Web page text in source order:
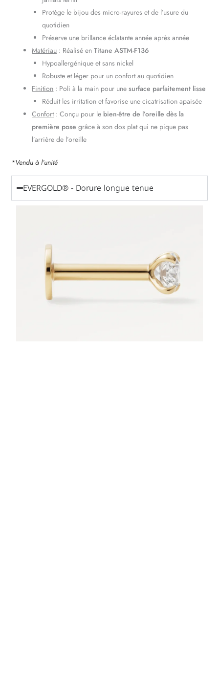
Protège le bijou des micro-rayures et de l’usure du
quotidien
Préserve une brillance éclatante année après année
Matériau : Réalisé enTitane ASTM-F136
Hypoallergénique et sans nickel
Robuste et léger pour un confort au quotidien
Finition : Poli à la main pour unesurface parfaitement lisse
Réduit les irritation et favorise une cicatrisation apaisée
Confort : Conçu pour le bien-être de l’oreille dès la
première pose grâce à son dos plat qui ne pique pas
l’arrière de l’oreille
*Vendu à l’unité
EVERGOLD® - Dorure longue tenue